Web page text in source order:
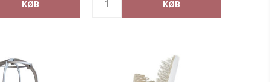
og fordel i